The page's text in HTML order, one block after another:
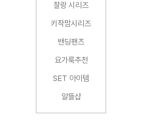
찰랑 시리즈
키작맘시리즈
밴딩팬츠
요가룩추천
SET 아이템
알뜰샵